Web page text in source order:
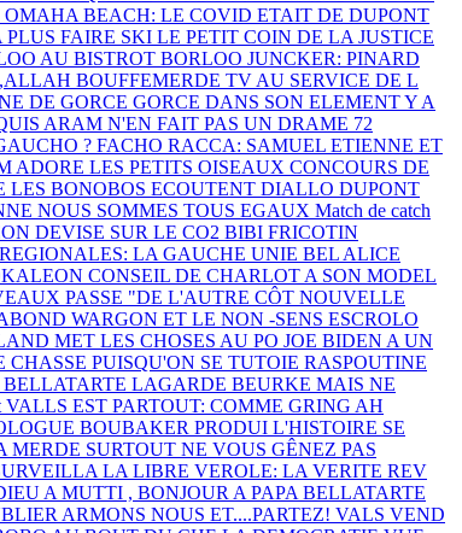
OMAHA BEACH: LE COVID ETAIT DE DUPONT
FAIRE SKI LE PETIT COIN DE LA JUSTICE
AU BISTROT BORLOO JUNCKER: PINARD
BOUFFEMERDE TV AU SERVICE DE L
DE GORCE GORCE DANS SON ELEMENTY A
ARAM N'EN FAIT PAS UN DRAME 72
? FACHO RACCA: SAMUEL ETIENNE ET
ADORE LES PETITS OISEAUX CONCOURS DE
LES BONOBOS ECOUTENT DIALLO DUPONT
NOUS SOMMES TOUS EGAUX Match de catch
DEVISE SUR LE CO2 BIBI FRICOTIN
REGIONALES: LA GAUCHE UNIE BEL ALICE
CONSEIL DE CHARLOT A SON MODEL
PASSE "DE L'AUTRE CÔT NOUVELLE
WARGON ET LE NON -SENS ESCROLO
MET LES CHOSES AU PO JOE BIDEN A UN
CHASSE PUISQU'ON SE TUTOIE RASPOUTINE
LAGARDE BEURKE MAIS NE
VALLS EST PARTOUT: COMME GRING AH
BOUBAKER PRODUI L'HISTOIRE SE
MERDE SURTOUT NE VOUS GÊNEZ PAS
LA LIBRE VEROLE: LA VERITE REV
A MUTTI , BONJOUR A PAPA BELLATARTE
ARMONS NOUS ET....PARTEZ! VALS VEND